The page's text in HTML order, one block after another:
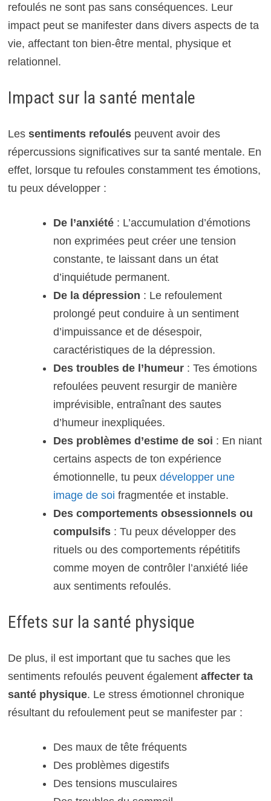
refoulés ne sont pas sans conséquences. Leur
impact peut se manifester dans divers aspects de ta
vie, affectant ton bien-être mental, physique et
relationnel.
Impact sur la santé mentale
Les sentiments refouléspeuvent avoir des
répercussions significatives sur ta santé mentale. En
effet, lorsque tu refoules constamment tes émotions,
tu peux développer :
De l’anxiété: L’accumulation d’émotions
non exprimées peut créer une tension
constante, te laissant dans un état
d’inquiétude permanent.
De la dépression : Le refoulement
prolongé peut conduire à un sentiment
d’impuissance et de désespoir,
caractéristiques de la dépression.
Des troubles de l’humeur: Tes émotions
refoulées peuvent resurgir de manière
imprévisible, entraînant des sautes
d’humeur inexpliquées.
Des problèmes d’estime de soi : En niant
certains aspects de ton expérience
émotionnelle, tu peux développer une
image de soi fragmentée et instable.
Des comportements obsessionnels ou
compulsifs: Tu peux développer des
rituels ou des comportements répétitifs
comme moyen de contrôler l’anxiété liée
aux sentiments refoulés.
Effets sur la santé physique
De plus, il est important que tu saches que les
sentiments refoulés peuvent également affecter ta
santé physique. Le stress émotionnel chronique
résultant du refoulement peut se manifester par :
Des maux de tête fréquents
Des problèmes digestifs
Des tensions musculaires